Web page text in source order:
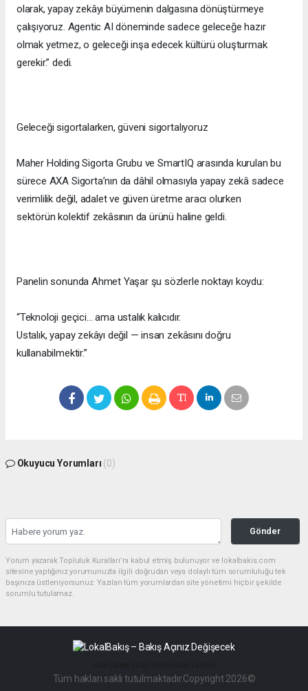
olarak, yapay zekâyı büyümenin dalgasına dönüştürmeye
çalışıyoruz. Agentic AI döneminde sadece geleceğe hazır
olmak yetmez, o geleceği inşa edecek kültürü oluşturmak
gerekir.” dedi.
Geleceği sigortalarken, güveni sigortalıyoruz
Maher Holding Sigorta Grubu ve SmartIQ arasında kurulan bu
sürece AXA Sigorta’nın da dâhil olmasıyla yapay zekâ sadece
verimlilik değil, adalet ve güven üretme aracı olurken
sektörün kolektif zekâsının da ürünü haline geldi.
Panelin sonunda Ahmet Yaşar şu sözlerle noktayı koydu:
“Teknoloji geçici… ama ustalık kalıcıdır.
Ustalık, yapay zekâyı değil — insan zekâsını doğru
kullanabilmektir.”
Okuyucu Yorumları (0)
Gönder
Yorum yazarak Topluluk Kuralları’nı kabul etmiş bulunuyor ve lokalbakis.com
sitesine yaptığınız yorumunuzla ilgili doğrudan veya dolaylı tüm sorumluluğu tek
başınıza üstleniyorsunuz. Yazılan tüm yorumlardan site yönetimi hiçbir şekilde
sorumlu tutulamaz.
Tüm hakları saklı tutulmaktadır.Copyright 2026©